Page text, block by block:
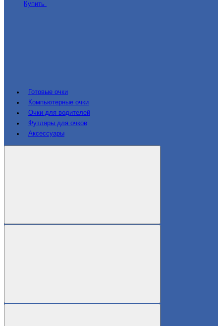
Купить
Готовые очки
Компьютерные очки
Очки для водителей
Футляры для очков
Аксессуары